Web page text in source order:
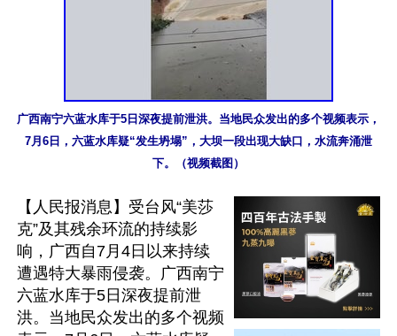
广西南宁六蓝水库于5日深夜提前泄洪。当地民众发出的多个视频表示，
7月6日，六蓝水库疑“发生坍塌”，大坝一段出现大缺口，水流奔涌泄
下。（视频截图）
【人民报消息】受台风“美莎
克”及其残余环流的持续影
响，广西自7月4日以来持续
遭遇特大暴雨侵袭。广西南宁
六蓝水库于5日深夜提前泄
洪。当地民众发出的多个视频